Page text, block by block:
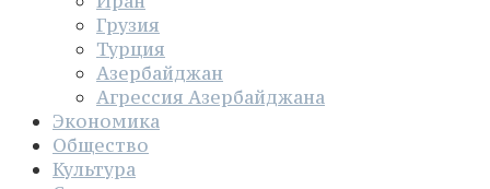
Грузия
Турция
Азербайджан
Агрессия Азербайджана
Экономика
Общество
Культура